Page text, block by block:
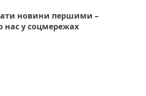
новини першими –
нас у соцмережах